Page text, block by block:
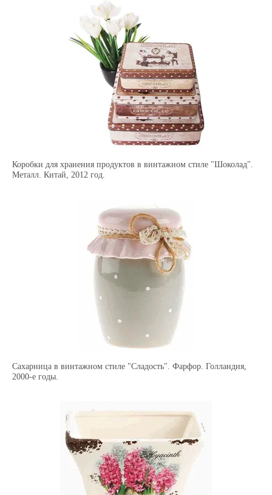
Коробки для хранения продуктов в винтажном стиле "Шоколад".
Металл. Китай, 2012 год.
Сахарница в винтажном стиле "Сладость". Фарфор. Голландия,
2000-е годы.